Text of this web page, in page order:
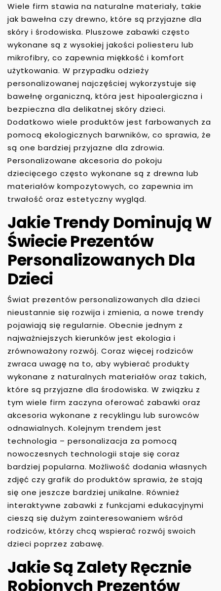
Wiele firm stawia na naturalne materiały, takie
jak bawełna czy drewno, które są przyjazne dla
skóry i środowiska. Pluszowe zabawki często
wykonane są z wysokiej jakości poliesteru lub
mikrofibry, co zapewnia miękkość i komfort
użytkowania. W przypadku odzieży
personalizowanej najczęściej wykorzystuje się
bawełnę organiczną, która jest hipoalergiczna i
bezpieczna dla delikatnej skóry dzieci.
Dodatkowo wiele produktów jest farbowanych za
pomocą ekologicznych barwników, co sprawia, że
są one bardziej przyjazne dla zdrowia.
Personalizowane akcesoria do pokoju
dziecięcego często wykonane są z drewna lub
materiałów kompozytowych, co zapewnia im
trwałość oraz estetyczny wygląd.
Jakie Trendy Dominują W
Świecie Prezentów
Personalizowanych Dla
Dzieci
Świat prezentów personalizowanych dla dzieci
nieustannie się rozwija i zmienia, a nowe trendy
pojawiają się regularnie. Obecnie jednym z
najważniejszych kierunków jest ekologia i
zrównoważony rozwój. Coraz więcej rodziców
zwraca uwagę na to, aby wybierać produkty
wykonane z naturalnych materiałów oraz takich,
które są przyjazne dla środowiska. W związku z
tym wiele firm zaczyna oferować zabawki oraz
akcesoria wykonane z recyklingu lub surowców
odnawialnych. Kolejnym trendem jest
technologia – personalizacja za pomocą
nowoczesnych technologii staje się coraz
bardziej popularna. Możliwość dodania własnych
zdjęć czy grafik do produktów sprawia, że stają
się one jeszcze bardziej unikalne. Również
interaktywne zabawki z funkcjami edukacyjnymi
cieszą się dużym zainteresowaniem wśród
rodziców, którzy chcą wspierać rozwój swoich
dzieci poprzez zabawę.
Jakie Są Zalety Ręcznie
Robionych Prezentów